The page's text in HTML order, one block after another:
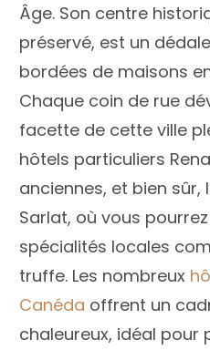
Âge. Son centre
préservé, est un
bordées de maisons
Chaque coin de rue
facette de cette ville
hôtels particuliers
anciennes, et bien
Sarlat, où vous
spécialités locales
truffe. Les nombreux
Canéda offrent un
chaleureux, idéal pour